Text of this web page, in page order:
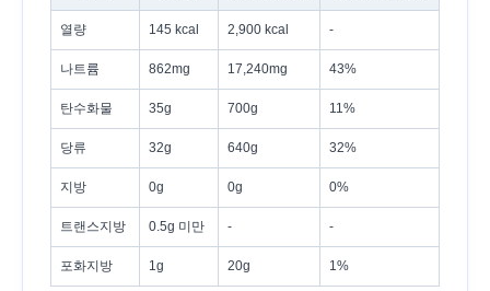
열량 145 kcal 2,900 kcal -
나트륨 862mg 17,240mg 43%
탄수화물 35g 700g 11%
당류 32g 640g 32%
지방 0g 0g 0%
트랜스지방 0.5g 미만 - -
포화지방 1g 20g 1%